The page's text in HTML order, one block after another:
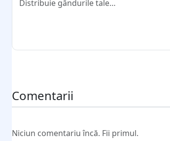
Comentarii
Niciun comentariu încă. Fii primul.